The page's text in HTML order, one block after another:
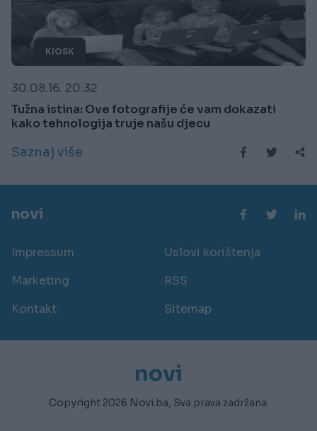
KIOSK
30.08.16. 20:32
Tužna istina: Ove fotografije će vam dokazati
kako tehnologija truje našu djecu
Saznaj više
novi
Impressum
Uslovi korištenja
Marketing
RSS
Kontakt
Sitemap
novi
Copyright 2026 Novi.ba, Sva prava zadržana.